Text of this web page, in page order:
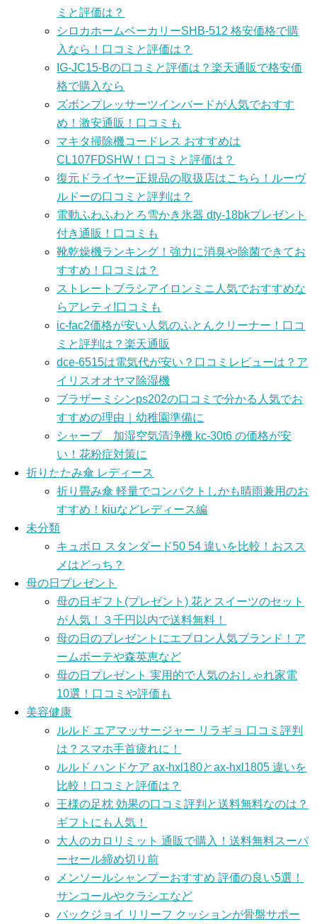
ミと評価は？
シロカホームベーカリーSHB-512 格安価格で購
入なら！口コミと評価は？
IG-JC15-Bの口コミと評価は？楽天通販で格安価
格で購入なら
ズボンプレッサーツインバードが人気でおすす
め！激安通販！口コミも
マキタ掃除機コードレス おすすめは
CL107FDSHW！口コミと評価は？
復元ドライヤー正規品の取扱店はこちら！ルーヴ
ルドーの口コミと評判は？
電動ふわふわとろ雪かき氷器 dty-18bkプレゼント
付き通販！口コミも
靴乾燥機ランキング！強力に消臭や除菌できてお
すすめ！口コミは？
ストレートブラシアイロンミニ人気でおすすめな
らアレティ!口コミも
ic-fac2価格が安い人気のふとんクリーナー！口コ
ミと評判は？楽天通販
dce-6515は電気代が安い？口コミレビューは？ア
イリスオオヤマ除湿機
ブラザーミシンps202の口コミで分かる人気でお
すすめの理由｜幼稚園準備に
シャープ 加湿空気清浄機 kc-30t6 の価格が安
い！花粉症対策に
折りたたみ傘 レディース
折り畳み傘 軽量でコンパクトしかも晴雨兼用のお
すすめ！kiuなどレディース編
未分類
キュボロ スタンダード50 54 違いを比較！おスス
メはどっち？
母の日プレゼント
母の日ギフト(プレゼント) 花とスイーツのセット
が人気！３千円以内で送料無料！
母の日のプレゼントにエプロン人気ブランド！ア
ームボーテや森英恵など
母の日プレゼント 実用的で人気のおしゃれ家電
10選！口コミや評価も
美容健康
ルルド エアマッサージャー リラギョ 口コミ評判
は？スマホ手首疲れに！
ルルド ハンドケア ax-hxl180とax-hxl1805 違いを
比較！口コミと評価は？
王様の足枕 効果の口コミ評判と送料無料なのは？
ギフトにも人気！
大人のカロリミット 通販で購入！送料無料スーパ
ーセール締め切り前
メンソールシャンプーおすすめ 評価の良い5選！
サンコールやクラシエなど
バックジョイ リリーフ クッションが骨盤サポー